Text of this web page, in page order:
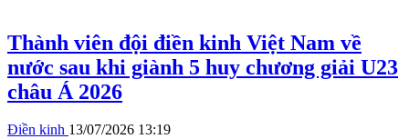
Thành viên đội điền kinh Việt Nam về
nước sau khi giành 5 huy chương giải U23
châu Á 2026
Điền kinh 13/07/2026 13:19